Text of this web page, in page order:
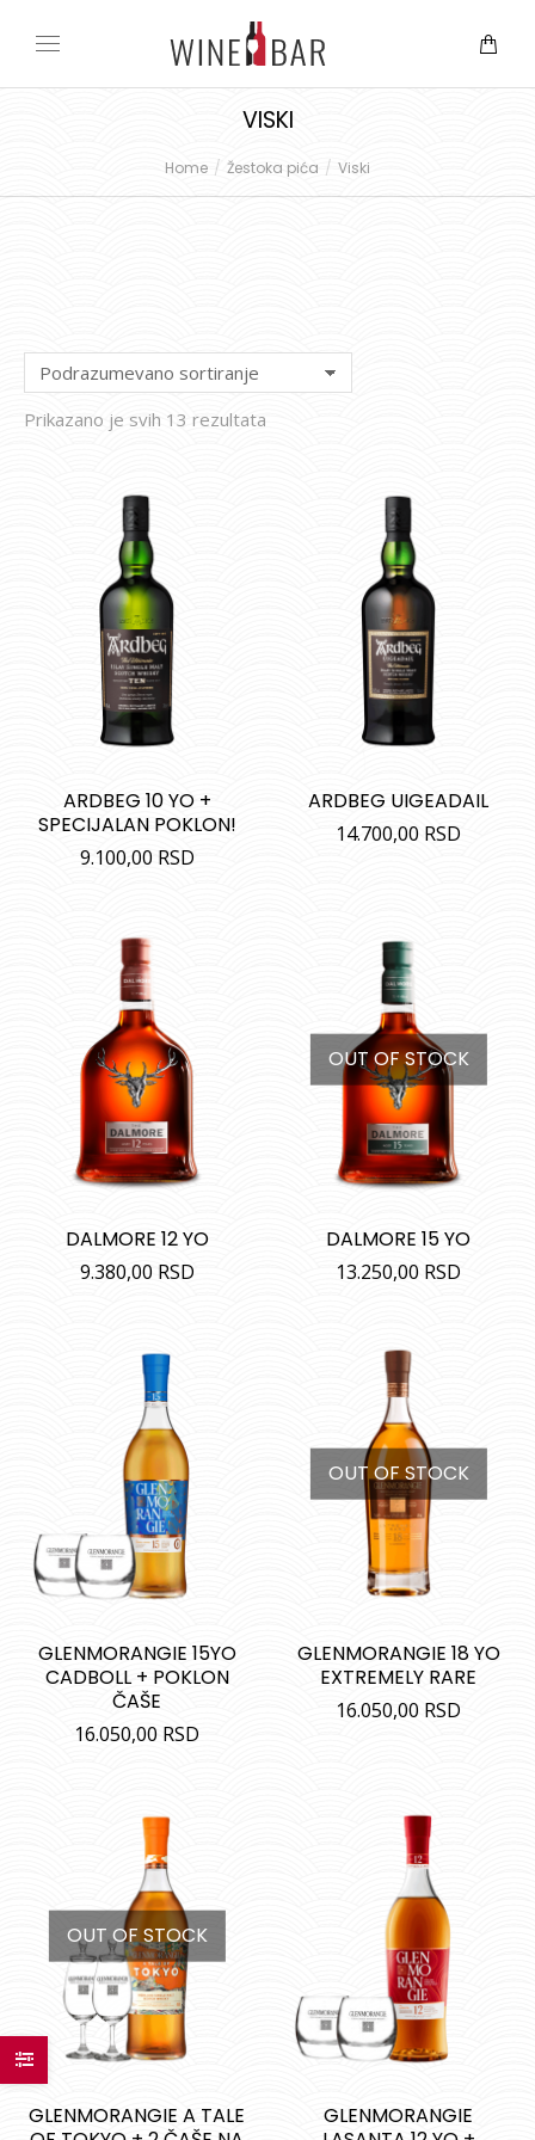
VISKI
Home Žestoka pića Viski
Prikazano je svih 13 rezultata
ARDBEG 10 YO +
SPECIJALAN POKLON!
9.100,00 RSD
ARDBEG UIGEADAIL
14.700,00 RSD
DALMORE 12 YO
9.380,00 RSD
OUT OF STOCK
DALMORE 15 YO
13.250,00 RSD
GLENMORANGIE 15YO
CADBOLL + POKLON
ČAŠE
16.050,00 RSD
OUT OF STOCK
GLENMORANGIE 18 YO
EXTREMELY RARE
16.050,00 RSD
OUT OF STOCK
GLENMORANGIE A TALE
GLENMORANGIE